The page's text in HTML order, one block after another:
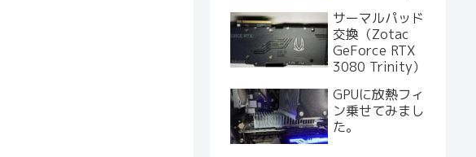
サーマルパッド
交換（Zotac
GeForce RTX
3080 Trinity）
GPUに放熱フィ
ン乗せてみまし
た。